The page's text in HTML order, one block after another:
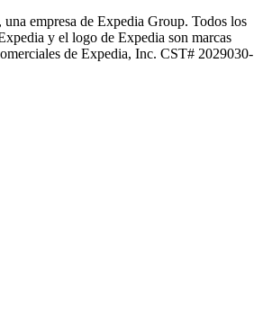
empresa de Expedia Group. Todos los
y el logo de Expedia son marcas
de Expedia, Inc. CST# 2029030-